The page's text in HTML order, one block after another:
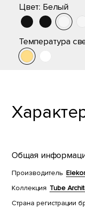
Цвет: Белый
Температура
Общая
Производитель
Коллекция Tube
Страна регистрации